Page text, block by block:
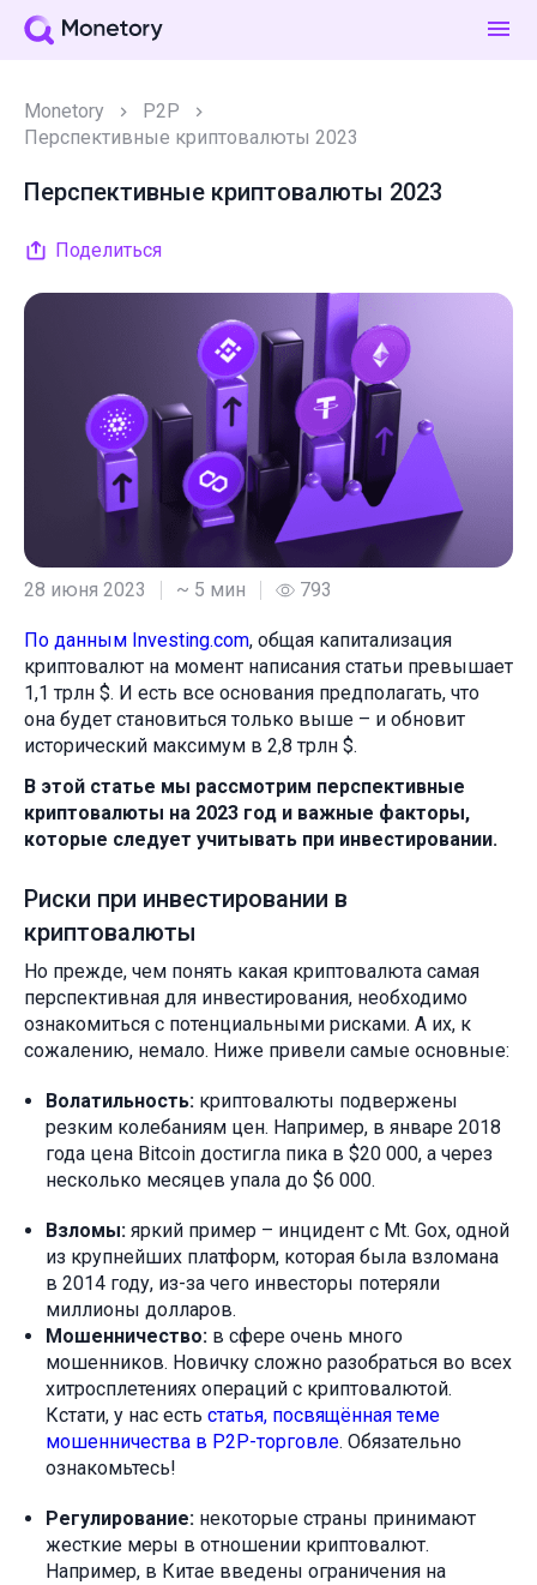
Monetory
P2P
Перспективные криптовалюты 2023
Перспективные криптовалюты 2023
Поделиться
28 июня 2023 ~ 5 мин 793
По данным Investing.com, общая капитализация
криптовалют на момент написания статьи превышает
1,1 трлн $. И есть все основания предполагать, что
она будет становиться только выше – и обновит
исторический максимум в 2,8 трлн $.
В этой статье мы рассмотрим перспективные
криптовалюты на 2023 год и важные факторы,
которые следует учитывать при инвестировании.
Риски при инвестировании в
криптовалюты
Но прежде, чем понять какая криптовалюта самая
перспективная для инвестирования, необходимо
ознакомиться с потенциальными рисками. А их, к
сожалению, немало. Ниже привели самые основные:
Волатильность: криптовалюты подвержены
резким колебаниям цен. Например, в январе 2018
года цена Bitcoin достигла пика в $20 000, а через
несколько месяцев упала до $6 000.
Взломы: яркий пример – инцидент с Mt. Gox, одной
из крупнейших платформ, которая была взломана
в 2014 году, из-за чего инвесторы потеряли
миллионы долларов.
Мошенничество: в сфере очень много
мошенников. Новичку сложно разобраться во всех
хитросплетениях операций с криптовалютой.
Кстати, у нас есть статья, посвящённая теме
мошенничества в P2P-торговле. Обязательно
ознакомьтесь!
Регулирование: некоторые страны принимают
жесткие меры в отношении криптовалют.
Например, в Китае введены ограничения на